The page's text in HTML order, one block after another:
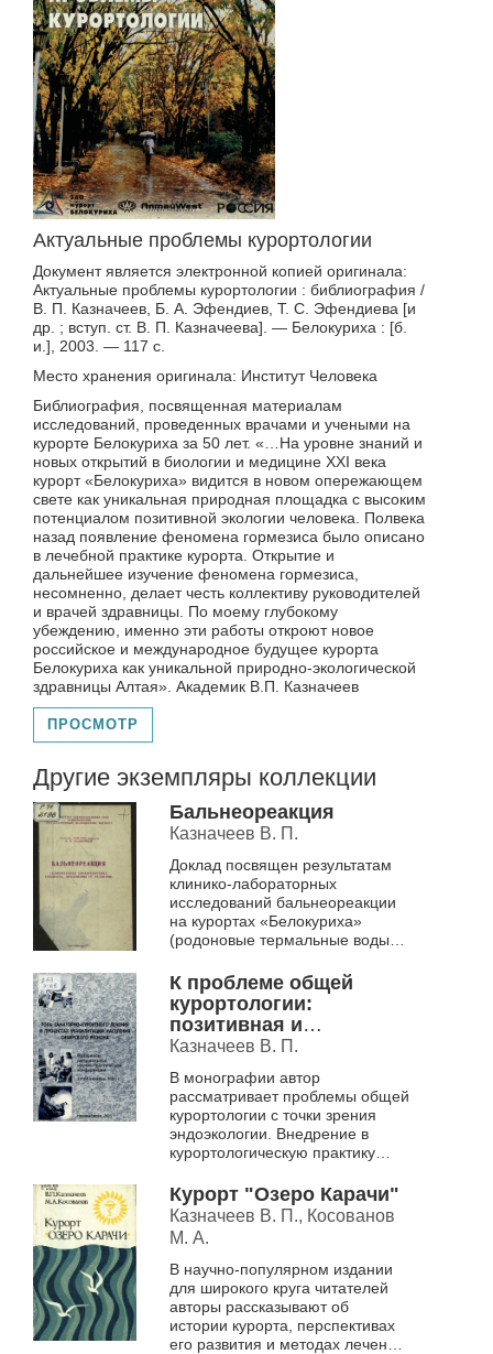
Актуальные проблемы курортологии
Документ является электронной копией оригинала:
Актуальные проблемы курортологии : библиография /
В. П. Казначеев, Б. А. Эфендиев, Т. С. Эфендиева [и
др. ; вступ. ст. В. П. Казначеева]. — Белокуриха : [б.
и.], 2003. — 117 с.
Место хранения оригинала: Институт Человека
Библиография, посвященная материалам
исследований, проведенных врачами и учеными на
курорте Белокуриха за 50 лет. «…На уровне знаний и
новых открытий в биологии и медицине XXI века
курорт «Белокуриха» видится в новом опережающем
свете как уникальная природная площадка с высоким
потенциалом позитивной экологии человека. Полвека
назад появление феномена гормезиса было описано
в лечебной практике курорта. Открытие и
дальнейшее изучение феномена гормезиса,
несомненно, делает честь коллективу руководителей
и врачей здравницы. По моему глубокому
убеждению, именно эти работы откроют новое
российское и международное будущее курорта
Белокуриха как уникальной природно-экологической
здравницы Алтая». Академик В.П. Казначеев
ПРОСМОТР
Другие экземпляры коллекции
Бальнеореакция
Казначеев В. П.
Доклад посвящен результатам
клинико-лабораторных
исследований бальнеореакции
на курортах «Белокуриха»
(родоновые термальные воды) и
грязелечение). Клинический
мате...
К проблеме общей
курортологии:
позитивная и
негативная
Казначеев В. П.
В монографии автор
рассматривает проблемы общей
курортологии с точки зрения
эндоэкологии. Внедрение в
курортологическую практику
как по оценке состояния
здоровья, так и по...
Курорт "Озеро Карачи"
Казначеев В. П., Косованов
М. А.
В научно-популярном издании
для широкого круга читателей
авторы рассказывают об
истории курорта, перспективах
его развития и методах лечения